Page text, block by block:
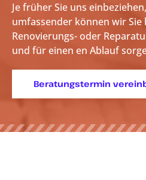
Je früher Sie uns
umfassender können wir Sie
Renovierungs- oder
und für einen en Ablauf
Beratungstermin